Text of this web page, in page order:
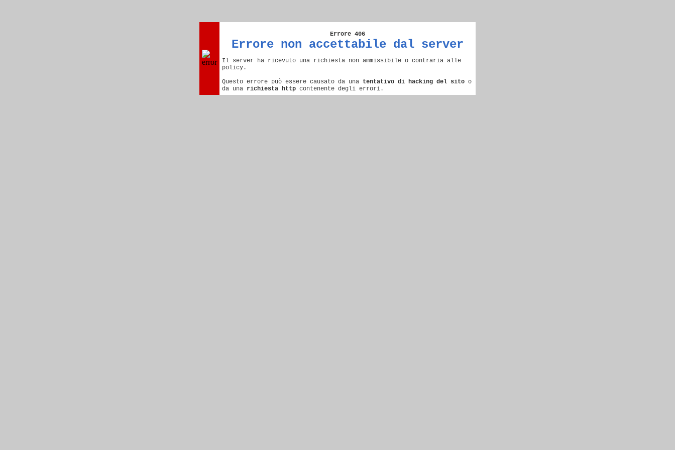
Errore 406
Errore non accettabile dal server
Il server ha ricevuto una richiesta non ammissibile o contraria alle
policy.
Questo errore può essere causato da una tentativo di hacking del sito o
da una richiesta http contenente degli errori.